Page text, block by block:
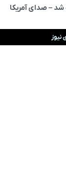
نیوز